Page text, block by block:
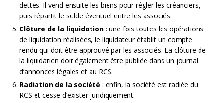
dettes. Il vend ensuite les biens pour régler les créanciers,
puis répartit le solde éventuel entre les associés.
Clôture de la liquidation : une fois toutes les opérations
de liquidation réalisées, le liquidateur établit un compte
rendu qui doit être approuvé par les associés. La clôture de
la liquidation doit également être publiée dans un journal
d’annonces légales et au RCS.
Radiation de la société : enfin, la société est radiée du
RCS et cesse d’exister juridiquement.